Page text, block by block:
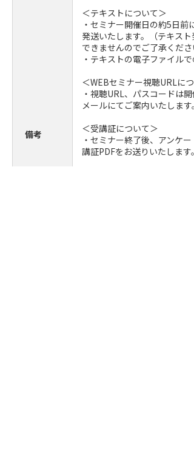
備考
＜テキストについて＞
・セミナー開催日の約5日
発送いたします。（テキス
できませんのでご了承くださ
・テキストの電子ファイル
＜WEBセミナー視聴URLにつ
・視聴URL、パスコードは
メールにてご案内いたします。
＜受講証について＞
・セミナー終了後、アンケ
講証PDFをお送りいたします。